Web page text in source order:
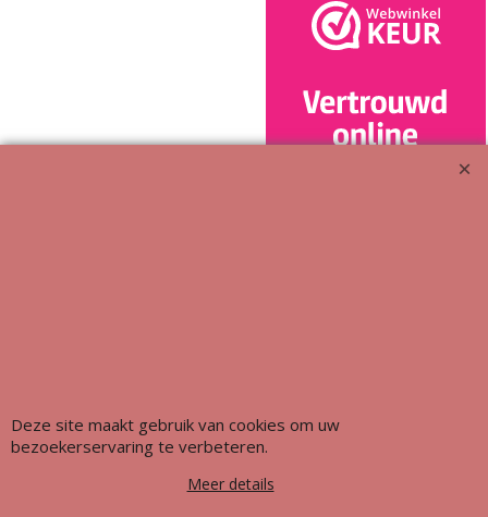
Deze site maakt gebruik van cookies om uw
bezoekerservaring te verbeteren.
Meer details